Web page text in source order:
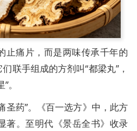
止痛片，而是两味传承千年的
手组成的方剂叫“都梁丸”，
。
圣药”。《百一选方》中，此方
著。至明代《景岳全书》收录